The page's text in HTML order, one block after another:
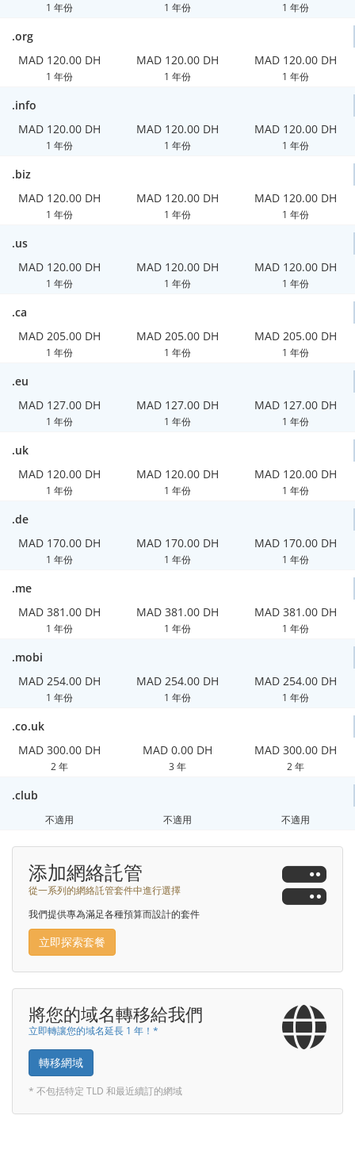
1 年份 1 年份 1 年份
.org
MAD 120.00 DH
1 年份
MAD 120.00 DH
1 年份
MAD 120.00 DH
1 年份
.info
MAD 120.00 DH
1 年份
MAD 120.00 DH
1 年份
MAD 120.00 DH
1 年份
.biz
MAD 120.00 DH
1 年份
MAD 120.00 DH
1 年份
MAD 120.00 DH
1 年份
.us
MAD 120.00 DH
1 年份
MAD 120.00 DH
1 年份
MAD 120.00 DH
1 年份
.ca
MAD 205.00 DH
1 年份
MAD 205.00 DH
1 年份
MAD 205.00 DH
1 年份
.eu
MAD 127.00 DH
1 年份
MAD 127.00 DH
1 年份
MAD 127.00 DH
1 年份
.uk
MAD 120.00 DH
1 年份
MAD 120.00 DH
1 年份
MAD 120.00 DH
1 年份
.de
MAD 170.00 DH
1 年份
MAD 170.00 DH
1 年份
MAD 170.00 DH
1 年份
.me
MAD 381.00 DH
1 年份
MAD 381.00 DH
1 年份
MAD 381.00 DH
1 年份
.mobi
MAD 254.00 DH
1 年份
MAD 254.00 DH
1 年份
MAD 254.00 DH
1 年份
.co.uk
MAD 300.00 DH
2 年
MAD 0.00 DH
3 年
MAD 300.00 DH
2 年
.club
不適用 不適用 不適用
添加網絡託管
從一系列的網絡託管套件中進行選擇
我們提供專為滿足各種預算而設計的套件
立即探索套餐
將您的域名轉移給我們
立即轉讓您的域名延長 1 年！*
轉移網域
* 不包括特定 TLD 和最近續訂的網域